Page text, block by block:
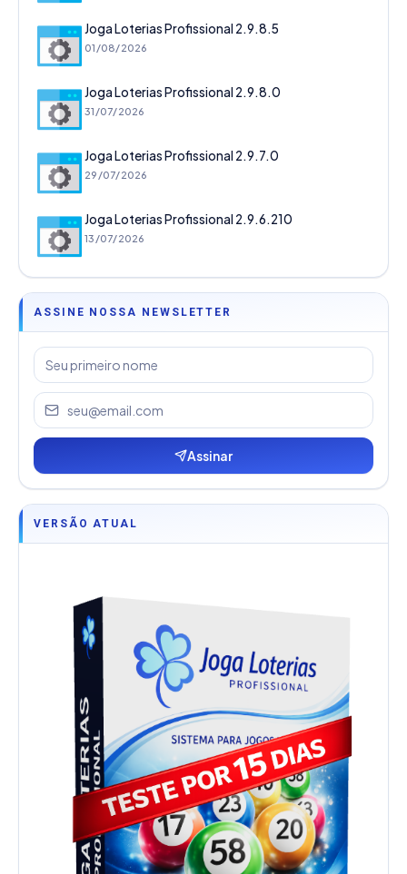
Joga Loterias Profissional 2.9.8.5
01/08/2026
Joga Loterias Profissional 2.9.8.0
31/07/2026
Joga Loterias Profissional 2.9.7.0
29/07/2026
Joga Loterias Profissional 2.9.6.210
13/07/2026
ASSINE NOSSA NEWSLETTER
Assinar
VERSÃO ATUAL